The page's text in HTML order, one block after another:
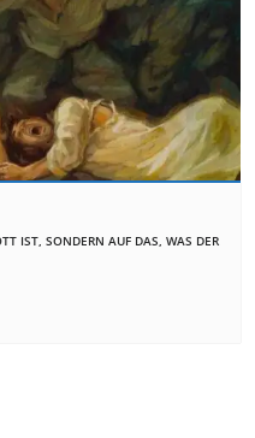
IST, SONDERN AUF DAS, WAS DER